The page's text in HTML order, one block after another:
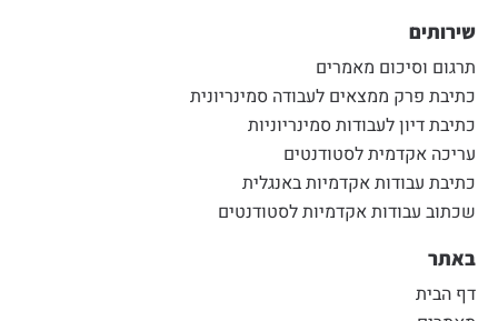
שירותים
תרגום וסיכום מאמרים
כתיבת פרק ממצאים לעבודה סמינריונית
כתיבת דיון לעבודות סמינריוניות
עריכה אקדמית לסטודנטים
כתיבת עבודות אקדמיות באנגלית
שכתוב עבודות אקדמיות לסטודנטים
באתר
דף הבית